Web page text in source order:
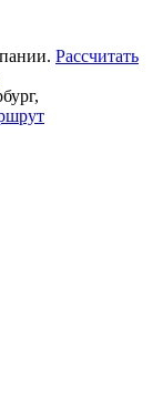
Рассчитать